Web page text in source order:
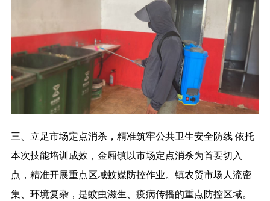
三、立足市场定点消杀，精准筑牢公共卫生安全防线 依托
本次技能培训成效，金厢镇以市场定点消杀为首要切入
点，精准开展重点区域蚊媒防控作业。镇农贸市场人流密
集、环境复杂，是蚊虫滋生、疫病传播的重点防控区域。